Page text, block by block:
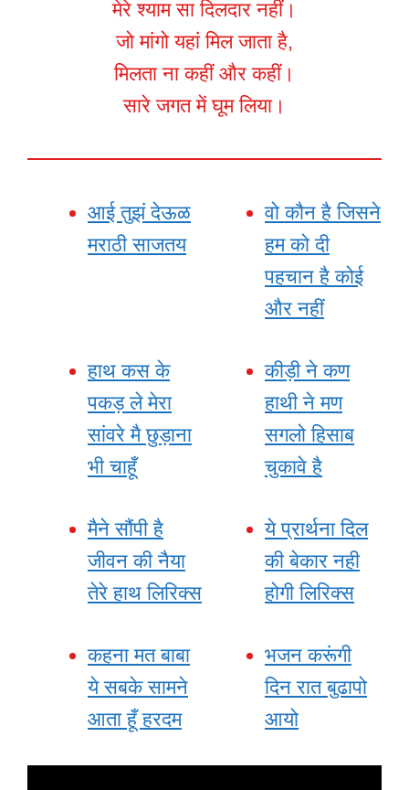
मेरे श्याम सा दिलदार नहीं।
जो मांगो यहां मिल जाता है,
मिलता ना कहीं और कहीं।
सारे जगत में घूम लिया।
आई तुझं देऊळ
मराठी साजतय
वो कौन है जिसने
हम को दी
पहचान है कोई
और नहीं
हाथ कस के
पकड़ ले मेरा
सांवरे मै छुड़ाना
भी चाहूँ
कीड़ी ने कण
हाथी ने मण
सगलो हिसाब
चुकावे है
मैने सौंपी है
जीवन की नैया
तेरे हाथ लिरिक्स
ये प्रार्थना दिल
की बेकार नही
होगी लिरिक्स
कहना मत बाबा
ये सबके सामने
आता हूँ हरदम
भजन करूंगी
दिन रात बुढापो
आयो